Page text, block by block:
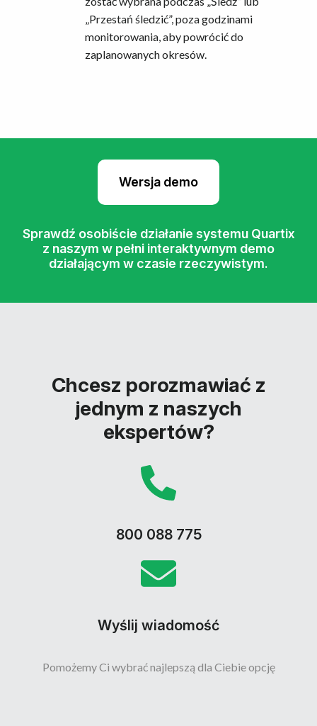
„Przestań śledzić”, poza godzinami
monitorowania, aby powrócić do
zaplanowanych okresów.
Wersja demo
Sprawdź osobiście działanie systemu Quartix
z naszym w pełni interaktywnym demo
działającym w czasie rzeczywistym.
Chcesz porozmawiać z
jednym z naszych
ekspertów?
800 088 775
Wyślij wiadomość
Pomożemy Ci wybrać najlepszą dla Ciebie opcję